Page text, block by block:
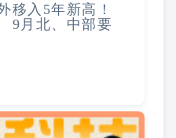
移入5年新高！
9月北、中部要